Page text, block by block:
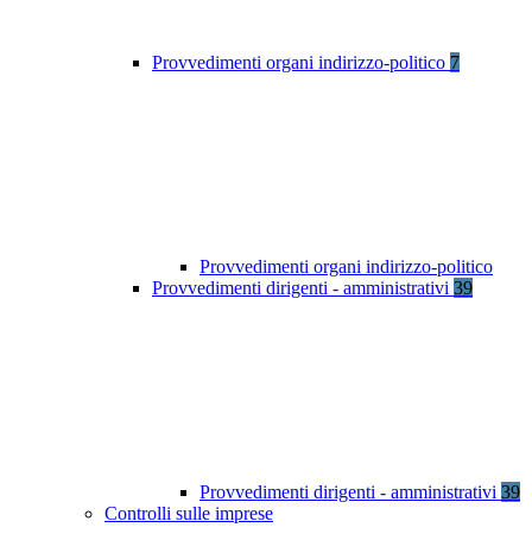
Provvedimenti organi indirizzo-politico 7
Provvedimenti organi indirizzo-politico
Provvedimenti dirigenti - amministrativi 39
Provvedimenti dirigenti - amministrativi 39
Controlli sulle imprese